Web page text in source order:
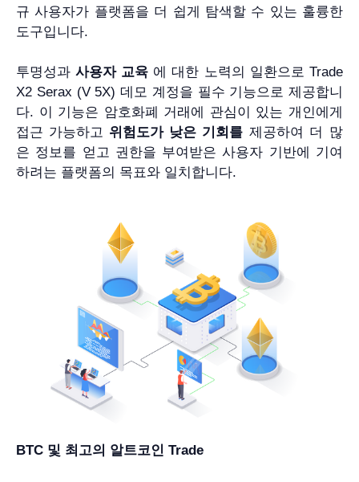
규 사용자가 플랫폼을 더 쉽게 탐색할 수 있는 훌륭한
도구입니다.
투명성과 사용자 교육 에 대한 노력의 일환으로 Trade
X2 Serax (V 5X) 데모 계정을 필수 기능으로 제공합니
다. 이 기능은 암호화폐 거래에 관심이 있는 개인에게
접근 가능하고 위험도가 낮은 기회를 제공하여 더 많
은 정보를 얻고 권한을 부여받은 사용자 기반에 기여
하려는 플랫폼의 목표와 일치합니다.
BTC 및 최고의 알트코인 Trade